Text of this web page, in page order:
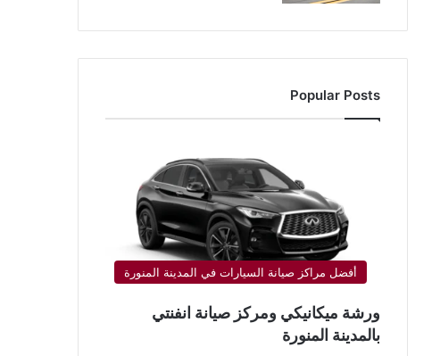
Popular Posts
أفضل مراكز صيانة السيارات في المدينة المنورة
ورشة ميكانيكي ومركز صيانة انفنتي
بالمدينة المنورة